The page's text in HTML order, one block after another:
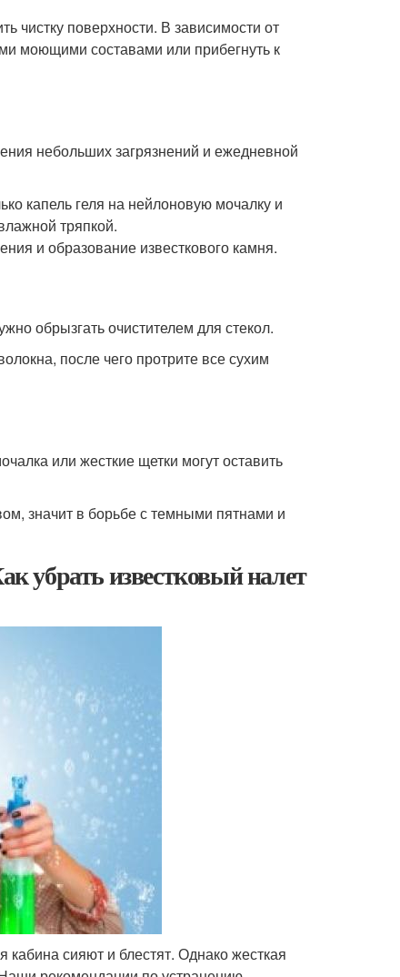
чистку поверхности. В зависимости от
моющими составами или прибегнуть к
небольших загрязнений и ежедневной
капель геля на нейлоновую мочалку и
тряпкой.
и образование известкового камня.
обрызгать очистителем для стекол.
после чего протрите все сухим
или жесткие щетки могут оставить
значит в борьбе с темными пятнами и
убрать известковый налет
сияют и блестят. Однако жесткая